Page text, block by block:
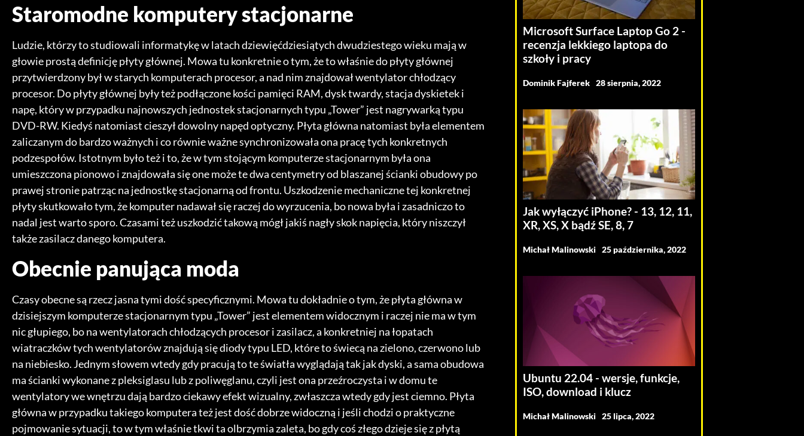
Staromodne komputery stacjonarne
Ludzie, którzy to studiowali informatykę w latach dziewięćdziesiątych dwudziestego wieku mają w
głowie prostą definicję płyty głównej. Mowa tu konkretnie o tym, że to właśnie do płyty głównej
przytwierdzony był w starych komputerach procesor, a nad nim znajdował wentylator chłodzący
procesor. Do płyty głównej były też podłączone kości pamięci RAM, dysk twardy, stacja dyskietek i
napę, który w przypadku najnowszych jednostek stacjonarnych typu „Tower” jest nagrywarką typu
DVD-RW. Kiedyś natomiast cieszył dowolny napęd optyczny. Płyta główna natomiast była elementem
zaliczanym do bardzo ważnych i co równie ważne synchronizowała ona pracę tych konkretnych
podzespołów. Istotnym było też i to, że w tym stojącym komputerze stacjonarnym była ona
umieszczona pionowo i znajdowała się one może te dwa centymetry od blaszanej ścianki obudowy po
prawej stronie patrząc na jednostkę stacjonarną od frontu. Uszkodzenie mechaniczne tej konkretnej
płyty skutkowało tym, że komputer nadawał się raczej do wyrzucenia, bo nowa była i zasadniczo to
nadal jest warto sporo. Czasami też uszkodzić takową mógł jakiś nagły skok napięcia, który niszczył
także zasilacz danego komputera.
Obecnie panująca moda
Czasy obecne są rzecz jasna tymi dość specyficznymi. Mowa tu dokładnie o tym, że płyta główna w
dzisiejszym komputerze stacjonarnym typu „Tower” jest elementem widocznym i raczej nie ma w tym
nic głupiego, bo na wentylatorach chłodzących procesor i zasilacz, a konkretniej na łopatach
wiatraczków tych wentylatorów znajdują się diody typu LED, które to świecą na zielono, czerwono lub
na niebiesko. Jednym słowem wtedy gdy pracują to te światła wyglądają tak jak dyski, a sama obudowa
ma ścianki wykonane z pleksiglasu lub z poliwęglanu, czyli jest ona przeźroczysta i w domu te
wentylatory we wnętrzu dają bardzo ciekawy efekt wizualny, zwłaszcza wtedy gdy jest ciemno. Płyta
główna w przypadku takiego komputera też jest dość dobrze widoczną i jeśli chodzi o praktyczne
pojmowanie sytuacji, to w tym właśnie tkwi ta olbrzymia zaleta, bo gdy coś złego dzieje się z płytą
Microsoft Surface Laptop Go 2 -
recenzja lekkiego laptopa do
szkoły i pracy
Dominik Fajferek 28 sierpnia, 2022
Jak wyłączyć iPhone? - 13, 12, 11,
XR, XS, X bądź SE, 8, 7
Michał Malinowski 25 października, 2022
Ubuntu 22.04 - wersje, funkcje,
ISO, download i klucz
Michał Malinowski 25 lipca, 2022